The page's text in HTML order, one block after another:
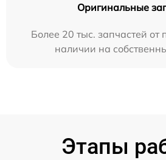
Оригинальные
Более 20 тыс. запчастей от
наличии на
Этапы